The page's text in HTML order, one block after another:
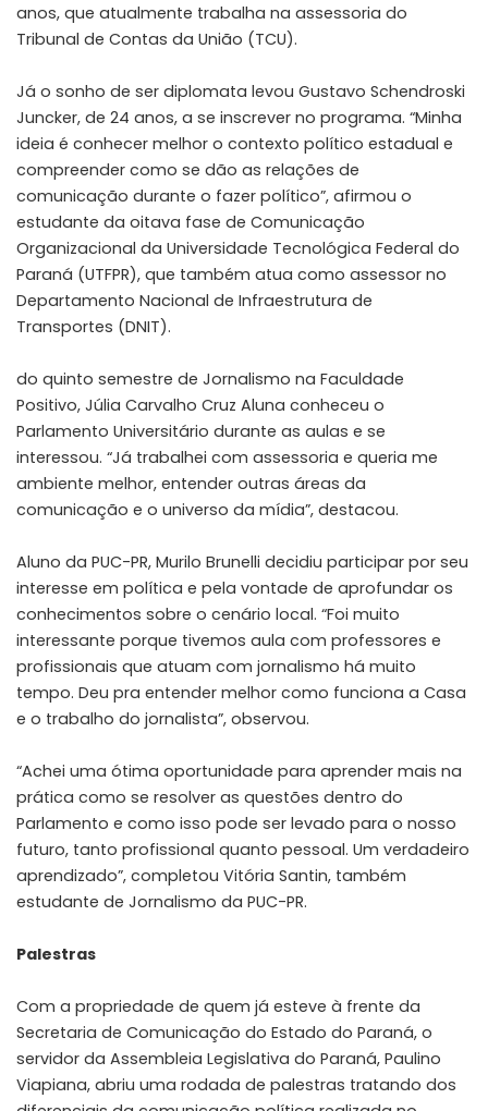
anos, que atualmente trabalha na assessoria do
Tribunal de Contas da União (TCU).
Já o sonho de ser diplomata levou Gustavo Schendroski
Juncker, de 24 anos, a se inscrever no programa. “Minha
ideia é conhecer melhor o contexto político estadual e
compreender como se dão as relações de
comunicação durante o fazer político”, afirmou o
estudante da oitava fase de Comunicação
Organizacional da Universidade Tecnológica Federal do
Paraná (UTFPR), que também atua como assessor no
Departamento Nacional de Infraestrutura de
Transportes (DNIT).
do quinto semestre de Jornalismo na Faculdade
Positivo, Júlia Carvalho Cruz Aluna conheceu o
Parlamento Universitário durante as aulas e se
interessou. “Já trabalhei com assessoria e queria me
ambiente melhor, entender outras áreas da
comunicação e o universo da mídia”, destacou.
Aluno da PUC-PR, Murilo Brunelli decidiu participar por seu
interesse em política e pela vontade de aprofundar os
conhecimentos sobre o cenário local. “Foi muito
interessante porque tivemos aula com professores e
profissionais que atuam com jornalismo há muito
tempo. Deu pra entender melhor como funciona a Casa
e o trabalho do jornalista”, observou.
“Achei uma ótima oportunidade para aprender mais na
prática como se resolver as questões dentro do
Parlamento e como isso pode ser levado para o nosso
futuro, tanto profissional quanto pessoal. Um verdadeiro
aprendizado”, completou Vitória Santin, também
estudante de Jornalismo da PUC-PR.
Palestras
Com a propriedade de quem já esteve à frente da
Secretaria de Comunicação do Estado do Paraná, o
servidor da Assembleia Legislativa do Paraná, Paulino
Viapiana, abriu uma rodada de palestras tratando dos